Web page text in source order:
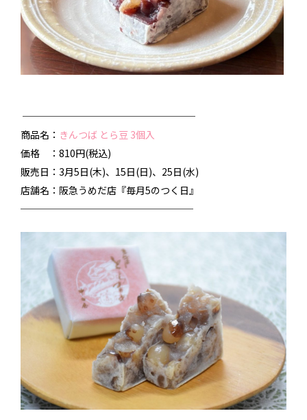
──────────────────
商品名： きんつば とら豆 3個入
価格 ：810円(税込)
販売日：3月5日(木)、15日(日)、25日(水)
店舗名：阪急うめだ店『毎月5のつく日』
──────────────────